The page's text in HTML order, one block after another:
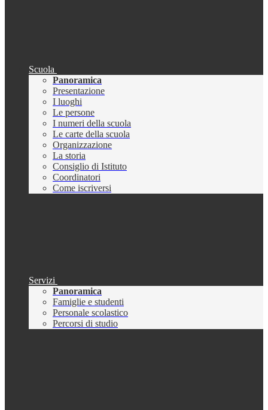
Scuola
Panoramica
Presentazione
I luoghi
Le persone
I numeri della scuola
Le carte della scuola
Organizzazione
La storia
Consiglio di Istituto
Coordinatori
Come iscriversi
Servizi
Panoramica
Famiglie e studenti
Personale scolastico
Percorsi di studio